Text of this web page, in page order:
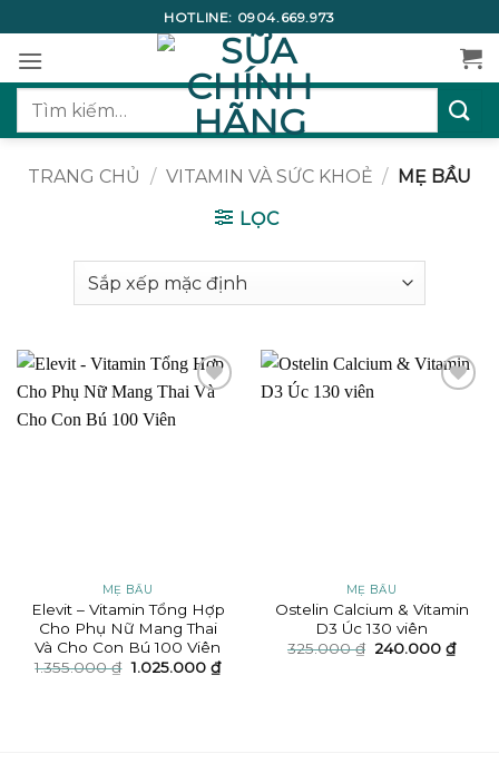
qua
nội
dung
HOTLINE: 0904.669.973
Tìm
TRANG CHỦ / VITAMIN VÀ SỨC KHOẺ / MẸ BẦU
LỌC
MẸ BẦU
Elevit – Vitamin Tổng Hợp
Cho Phụ Nữ Mang Thai
Và Cho Con Bú 100 Viên
1.355.000₫ Giá
1.025.000 ₫Giá
hiện
MẸ BẦU
Ostelin Calcium & Vitamin
D3 Úc 130 viên
325.000₫ Giá
240.000₫Giá
hiện